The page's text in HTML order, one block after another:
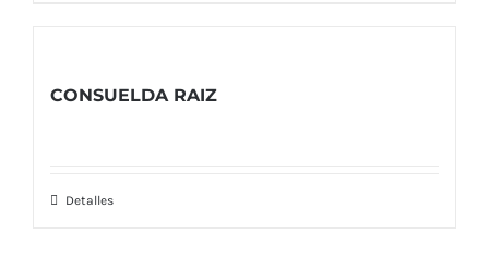
CONSUELDA RAIZ
Detalles